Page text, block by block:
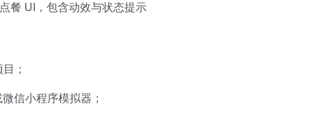
餐 UI，包含动效与状态提示
；
信小程序模拟器；